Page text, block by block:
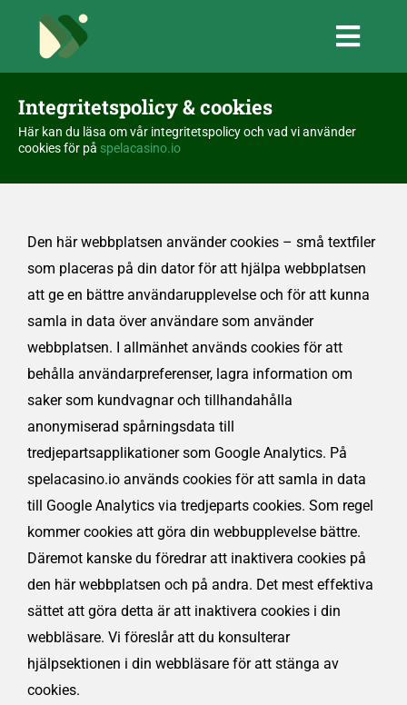
Fortsätt
innehållet
SPELACASINO.IO
Integritetspolicy & cookies
Här kan du läsa om vår integritetspolicy och vad vi använder
cookies för på spelacasino.io
Den här webbplatsen använder cookies – små textfiler
som placeras på din dator för att hjälpa webbplatsen
att ge en bättre användarupplevelse och för att kunna
samla in data över användare som använder
webbplatsen. I allmänhet används cookies för att
behålla användarpreferenser, lagra information om
saker som kundvagnar och tillhandahålla
anonymiserad spårningsdata till
tredjepartsapplikationer som Google Analytics. På
spelacasino.io används cookies för att samla in data
till Google Analytics via tredjeparts cookies. Som regel
kommer cookies att göra din webbupplevelse bättre.
Däremot kanske du föredrar att inaktivera cookies på
den här webbplatsen och på andra. Det mest effektiva
sättet att göra detta är att inaktivera cookies i din
webbläsare. Vi föreslår att du konsulterar
hjälpsektionen i din webbläsare för att stänga av
cookies.